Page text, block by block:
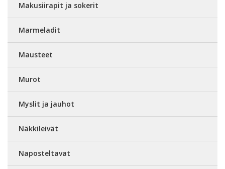
Makusiirapit ja sokerit
Marmeladit
Mausteet
Murot
Myslit ja jauhot
Näkkileivät
Naposteltavat